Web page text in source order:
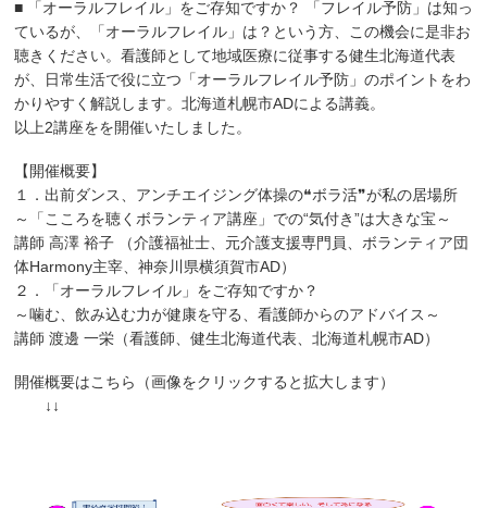
■ 「オーラルフレイル」をご存知ですか？ 「フレイル予防」は知っ
ているが、「オーラルフレイル」は？という方、この機会に是非お
聴きください。看護師として地域医療に従事する健生北海道代表
が、日常生活で役に立つ「オーラルフレイル予防」のポイントをわ
かりやすく解説します。北海道札幌市ADによる講義。
以上2講座をを開催いたしました。
【開催概要】
１．出前ダンス、アンチエイジング体操の❝ボラ活❞が私の居場所
～「こころを聴くボランティア講座」での“気付き”は大きな宝～
講師 高澤 裕子 （介護福祉士、元介護支援専門員、ボランティア団
体Harmony主宰、神奈川県横須賀市AD）
２．「オーラルフレイル」をご存知ですか？
～噛む、飲み込む力が健康を守る、看護師からのアドバイス～
講師 渡邊 一栄（看護師、健生北海道代表、北海道札幌市AD）
開催概要はこちら（画像をクリックすると拡大します）
↓↓